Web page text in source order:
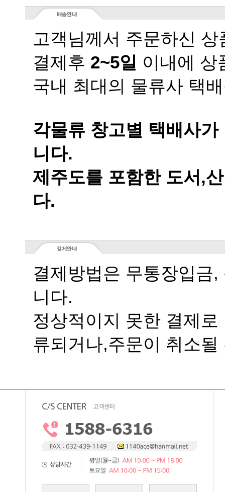
고객님께서 주문하신
결제후 2~5일 이내에 상
국내 최대의 물류사 택
니다.
다.
니다.
류되거나,주문이 취소될